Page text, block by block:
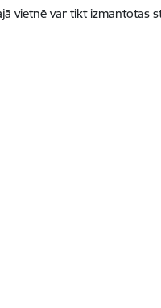
vietnē var tikt izmantotas